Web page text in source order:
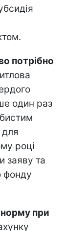
потрібно
один раз
році
заяву та
фонду
при